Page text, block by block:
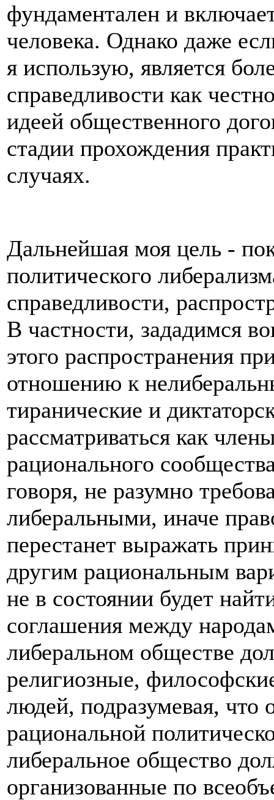
фундаментален и
человека. Однако даже
я использую, является
справедливости как
идеей общественного
стадии прохождения
случаях.
Дальнейшая моя цель -
политического
справедливости,
В частности, зададимся
этого распространения
отношению к
тиранические и
рассматриваться как
рационального
говоря, не разумно
либеральными, иначе
перестанет выражать
другим рациональным
не в состоянии будет
соглашения между
либеральном обществе
религиозные,
людей, подразумевая, что
рациональной
либеральное общество
организованные по